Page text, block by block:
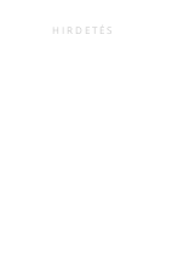
HIRDETÉS